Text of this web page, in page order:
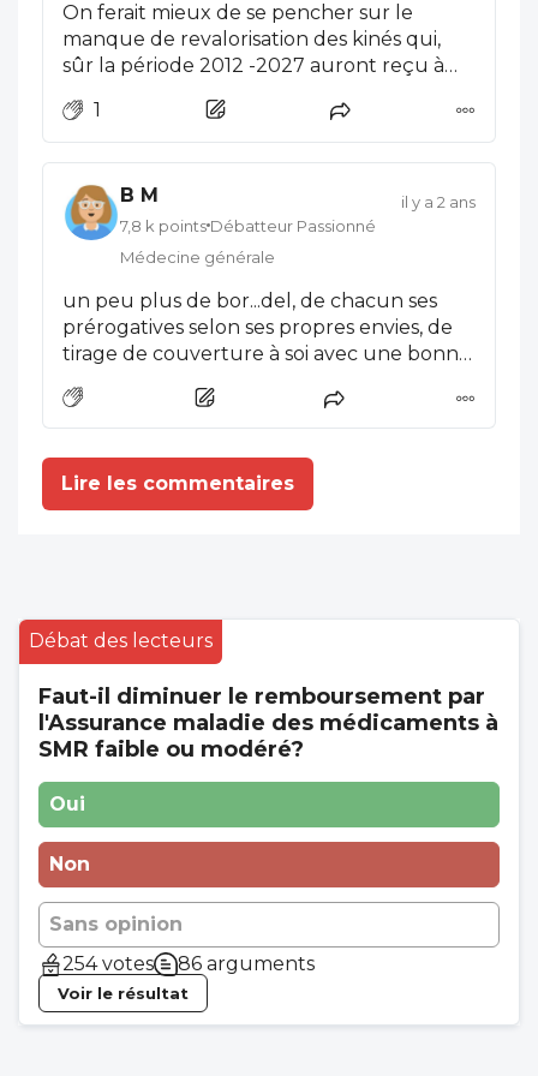
On ferait mieux de se pencher sur le
manque de revalorisation des kinés qui,
sûr la période 2012 -2027 auront reçu à
Alors on peut créer autant de contre feux
pour berner la profession, les kinés
perdent 20 points de pouvoir d’achat en 15
ans!
1
B M
7,8 k points Débatteur Passionné
Médecine générale
il y a 2 ans
un peu plus de bor...del, de chacun ses
prérogatives selon ses propres envies, de
tirage de couverture à soi avec une bonne
inefficacité. Et n'oublions pas la formule:
en bonne intelligence. Ce qui serait bien,
c'est que les patients aient accès aux kinés
dans un premier temps, puisque c'est plus
difficile que de consulter un médecin.
Lire les commentaires
Débat des lecteurs
Faut-il diminuer le remboursement par
l'Assurance maladie des médicaments à
SMR faible ou modéré?
Oui
Non
Sans opinion
254 votes
86 arguments
Voir le résultat